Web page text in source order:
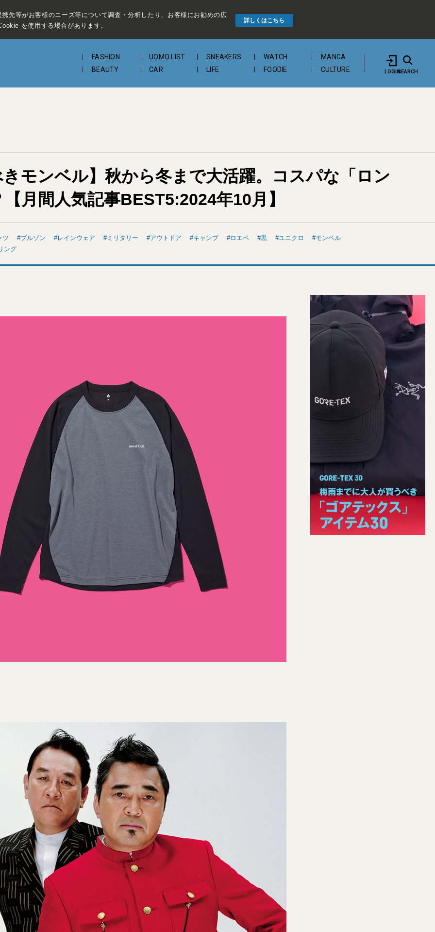
先等がお客様のニーズ等について調査・分析したり、お客様にお勧めの広
を使用する場合があります。
詳しくはこちら
FASHION UOMO LIST SNEAKERS WATCH
MANGA
BEAUTY
CAR LIFE FOODIE CULTURE LOGINSEARCH
モンベル】秋から冬まで大活躍。コスパな「ロン
月間人気記事BEST5:2024年10月】
ツ ブルゾン レインウェア ミリタリー アウトドア キャンプ ロエベ 黒 ユニクロ
モンベル
ング